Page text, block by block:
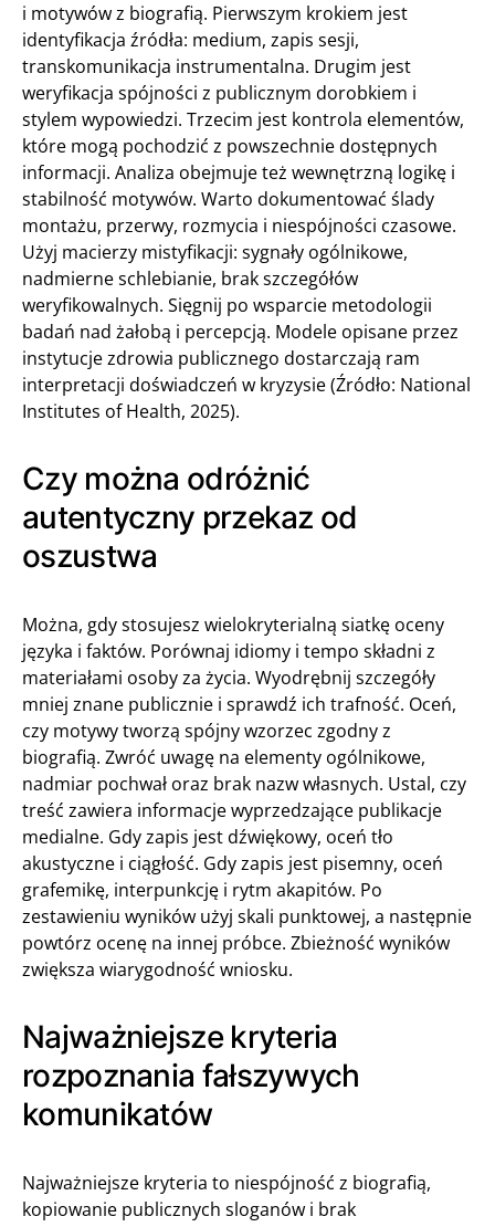
i motywów z biografią. Pierwszym krokiem jest
identyfikacja źródła: medium, zapis sesji,
transkomunikacja instrumentalna. Drugim jest
weryfikacja spójności z publicznym dorobkiem i
stylem wypowiedzi. Trzecim jest kontrola elementów,
które mogą pochodzić z powszechnie dostępnych
informacji. Analiza obejmuje też wewnętrzną logikę i
stabilność motywów. Warto dokumentować ślady
montażu, przerwy, rozmycia i niespójności czasowe.
Użyj macierzy mistyfikacji: sygnały ogólnikowe,
nadmierne schlebianie, brak szczegółów
weryfikowalnych. Sięgnij po wsparcie metodologii
badań nad żałobą i percepcją. Modele opisane przez
instytucje zdrowia publicznego dostarczają ram
interpretacji doświadczeń w kryzysie (Źródło: National
Institutes of Health, 2025).
Czy można odróżnić
autentyczny przekaz od
oszustwa
Można, gdy stosujesz wielokryterialną siatkę oceny
języka i faktów. Porównaj idiomy i tempo składni z
materiałami osoby za życia. Wyodrębnij szczegóły
mniej znane publicznie i sprawdź ich trafność. Oceń,
czy motywy tworzą spójny wzorzec zgodny z
biografią. Zwróć uwagę na elementy ogólnikowe,
nadmiar pochwał oraz brak nazw własnych. Ustal, czy
treść zawiera informacje wyprzedzające publikacje
medialne. Gdy zapis jest dźwiękowy, oceń tło
akustyczne i ciągłość. Gdy zapis jest pisemny, oceń
grafemikę, interpunkcję i rytm akapitów. Po
zestawieniu wyników użyj skali punktowej, a następnie
powtórz ocenę na innej próbce. Zbieżność wyników
zwiększa wiarygodność wniosku.
Najważniejsze kryteria
rozpoznania fałszywych
komunikatów
Najważniejsze kryteria to niespójność z biografią,
kopiowanie publicznych sloganów i brak